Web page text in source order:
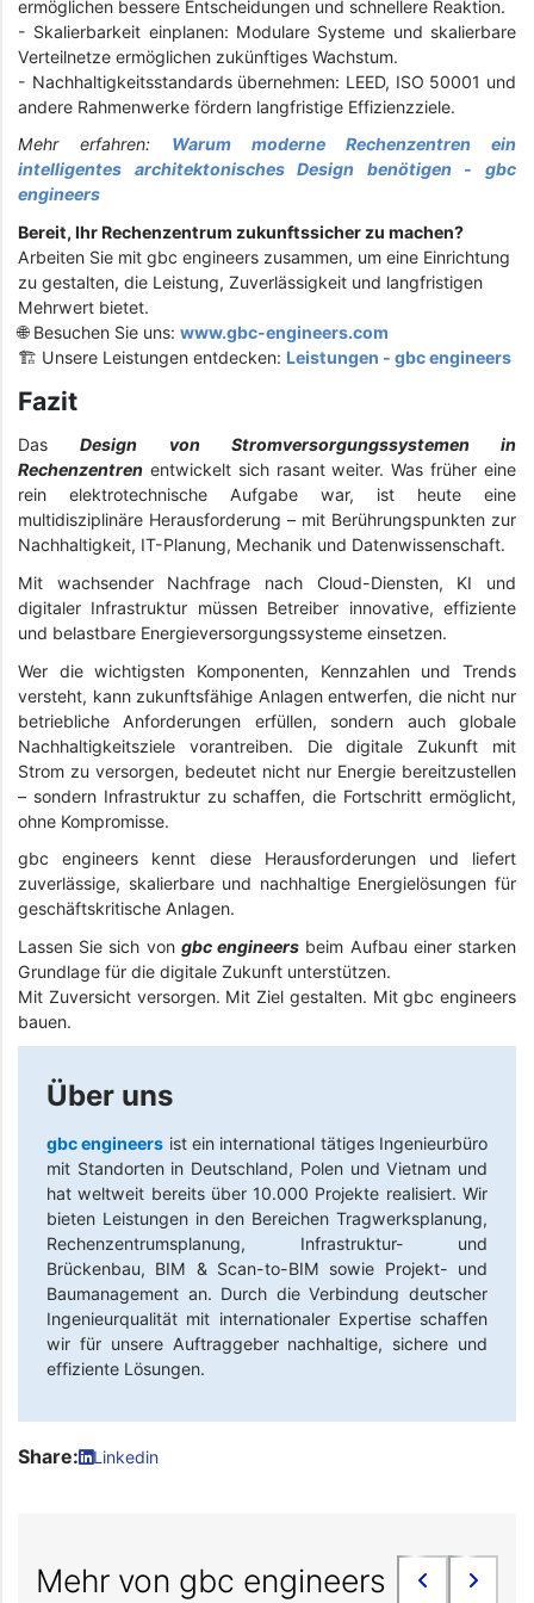
ermöglichen bessere Entscheidungen und schnellere Reaktion.
- Skalierbarkeit einplanen: Modulare Systeme und skalierbare
Verteilnetze ermöglichen zukünftiges Wachstum.
- Nachhaltigkeitsstandards übernehmen: LEED, ISO 50001 und
andere Rahmenwerke fördern langfristige Effizienzziele.
Mehr erfahren: Warum moderne Rechenzentren ein
intelligentes architektonisches Design benötigen - gbc
engineers
Bereit, Ihr Rechenzentrum zukunftssicher zu machen?
Arbeiten Sie mit gbc engineers zusammen, um eine Einrichtung
zu gestalten, die Leistung, Zuverlässigkeit und langfristigen
Mehrwert bietet.
🌐 Besuchen Sie uns: www.gbc-engineers.com
🏗️ Unsere Leistungen entdecken: Leistungen - gbc engineers
Fazit
DasDesign von Stromversorgungssystemen in
Rechenzentren entwickelt sich rasant weiter. Was früher eine
rein elektrotechnische Aufgabe war, ist heute eine
multidisziplinäre Herausforderung – mit Berührungspunkten zur
Nachhaltigkeit, IT-Planung, Mechanik und Datenwissenschaft.
Mit wachsender Nachfrage nach Cloud-Diensten, KI und
digitaler Infrastruktur müssen Betreiber innovative, effiziente
und belastbare Energieversorgungssysteme einsetzen.
Wer die wichtigsten Komponenten, Kennzahlen und Trends
versteht, kann zukunftsfähige Anlagen entwerfen, die nicht nur
betriebliche Anforderungen erfüllen, sondern auch globale
Nachhaltigkeitsziele vorantreiben. Die digitale Zukunft mit
Strom zu versorgen, bedeutet nicht nur Energie bereitzustellen
– sondern Infrastruktur zu schaffen, die Fortschritt ermöglicht,
ohne Kompromisse.
gbc engineers kennt diese Herausforderungen und liefert
zuverlässige, skalierbare und nachhaltige Energielösungen für
geschäftskritische Anlagen.
Lassen Sie sich von gbc engineers beim Aufbau einer starken
Grundlage für die digitale Zukunft unterstützen.
Mit Zuversicht versorgen. Mit Ziel gestalten. Mit gbc engineers
bauen.
Über uns
gbc engineers ist ein international tätiges Ingenieurbüro
mit Standorten in Deutschland, Polen und Vietnam und
hat weltweit bereits über 10.000 Projekte realisiert. Wir
bieten Leistungen in den Bereichen Tragwerksplanung,
Rechenzentrumsplanung, Infrastruktur- und
Brückenbau, BIM & Scan-to-BIM sowie Projekt- und
Baumanagement an. Durch die Verbindung deutscher
Ingenieurqualität mit internationaler Expertise schaffen
wir für unsere Auftraggeber nachhaltige, sichere und
effiziente Lösungen.
Share: Linkedin
Mehr von gbc engineers